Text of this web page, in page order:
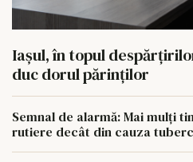
Iașul, în topul
duc dorul părinților
Semnal de alarmă: Mai mulți
rutiere decât din cauza